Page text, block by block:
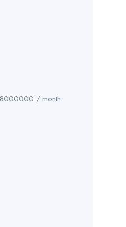
8000000 / month